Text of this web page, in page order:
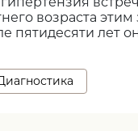
возраста
пятидесяти лет